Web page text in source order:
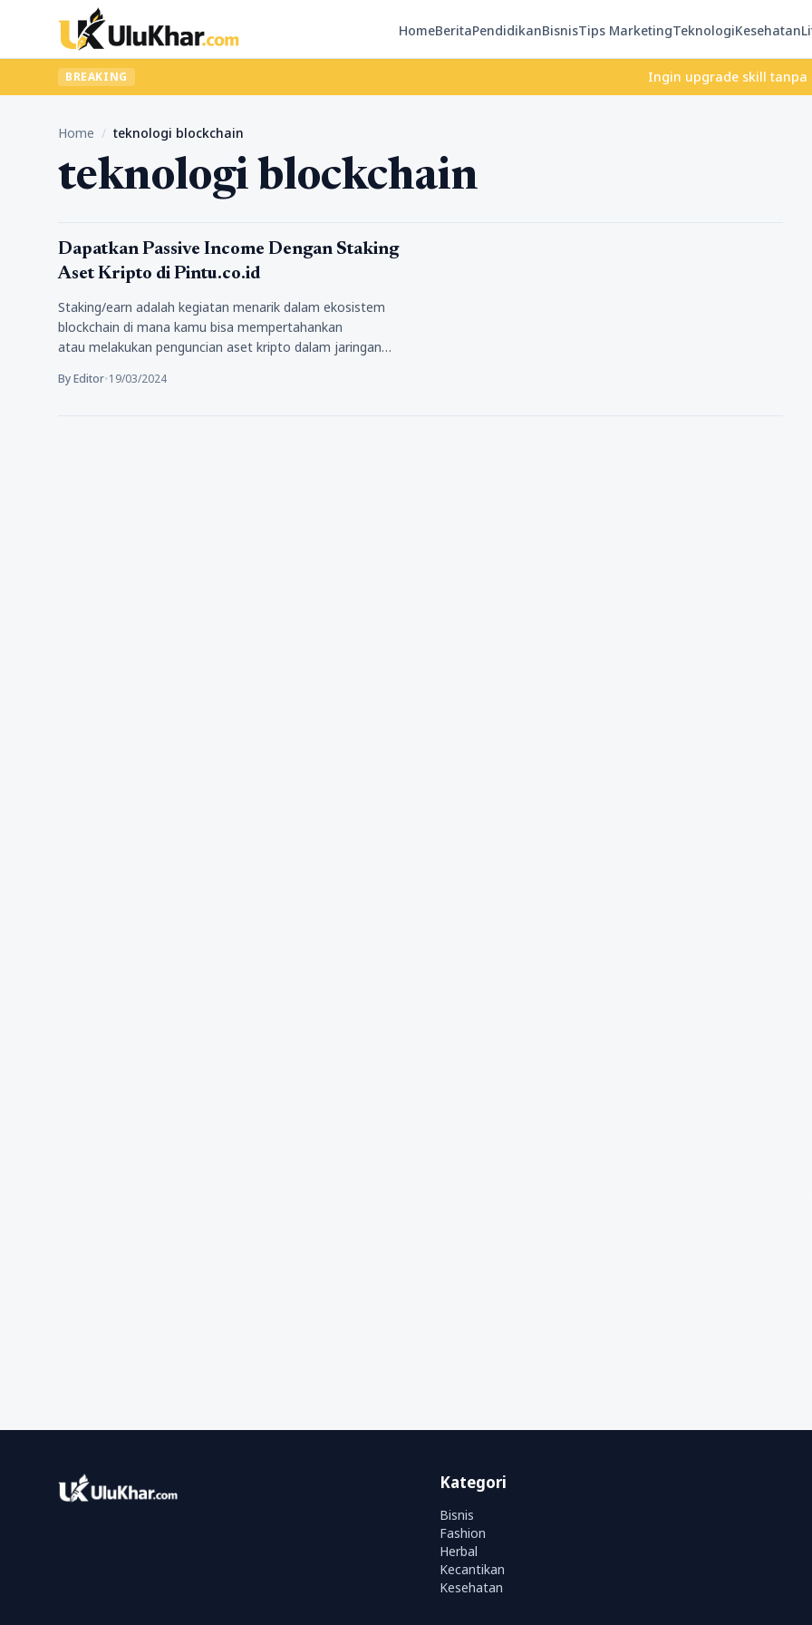
HomeBeritaPendidikanBisnisTips MarketingTeknologiKesehatan
BREAKING Ingin upgrade skill tanpa
Home / teknologi blockchain
teknologi blockchain
Bisnis
Dapatkan Passive Income Dengan Staking
Aset Kripto di Pintu.co.id
Staking/earn adalah kegiatan menarik dalam ekosistem
blockchain di mana kamu bisa mempertahankan
atau melakukan penguncian aset kripto dalam jaringan
By Editor•19/03/2024
Kategori
Bisnis
Fashion
Herbal
Kecantikan
Kesehatan